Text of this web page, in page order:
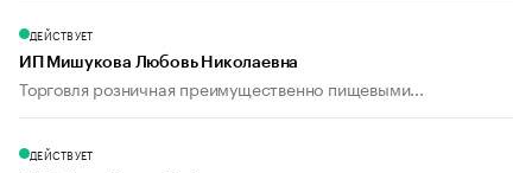
ДЕЙСТВУЕТ
ИП Мишукова Любовь Николаевна
Торговля розничная преимущественно пищевыми...
ДЕЙСТВУЕТ